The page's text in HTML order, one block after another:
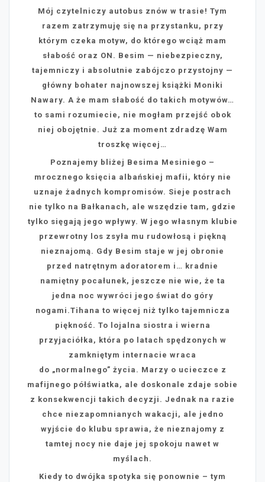
Mój czytelniczy autobus znów w trasie! Tym
razem zatrzymuję się na przystanku, przy
którym czeka motyw, do którego wciąż mam
słabość oraz ON. Besim — niebezpieczny,
tajemniczy i absolutnie zabójczo przystojny —
główny bohater najnowszej książki Moniki
Nawary. A że mam słabość do takich motywów…
to sami rozumiecie, nie mogłam przejść obok
niej obojętnie. Już za moment zdradzę Wam
troszkę więcej…
Poznajemy bliżej Besima Mesiniego –
mrocznego księcia albańskiej mafii, który nie
uznaje żadnych kompromisów. Sieje postrach
nie tylko na Bałkanach, ale wszędzie tam, gdzie
tylko sięgają jego wpływy. W jego własnym klubie
przewrotny los zsyła mu rudowłosą i piękną
nieznajomą. Gdy Besim staje w jej obronie
przed natrętnym adoratorem i… kradnie
namiętny pocałunek, jeszcze nie wie, że ta
jedna noc wywróci jego świat do góry
nogami.Tihana to więcej niż tylko tajemnicza
piękność. To lojalna siostra i wierna
przyjaciółka, która po latach spędzonych w
zamkniętym internacie wraca
do „normalnego” życia. Marzy o ucieczce z
mafijnego półświatka, ale doskonale zdaje sobie
z konsekwencji takich decyzji. Jednak na razie
chce niezapomnianych wakacji, ale jedno
wyjście do klubu sprawia, że nieznajomy z
tamtej nocy nie daje jej spokoju nawet w
myślach.
Kiedy to dwójka spotyka się ponownie – tym